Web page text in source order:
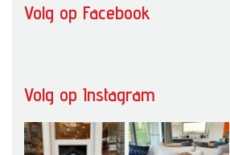
Volg op Facebook
Volg op Instagram